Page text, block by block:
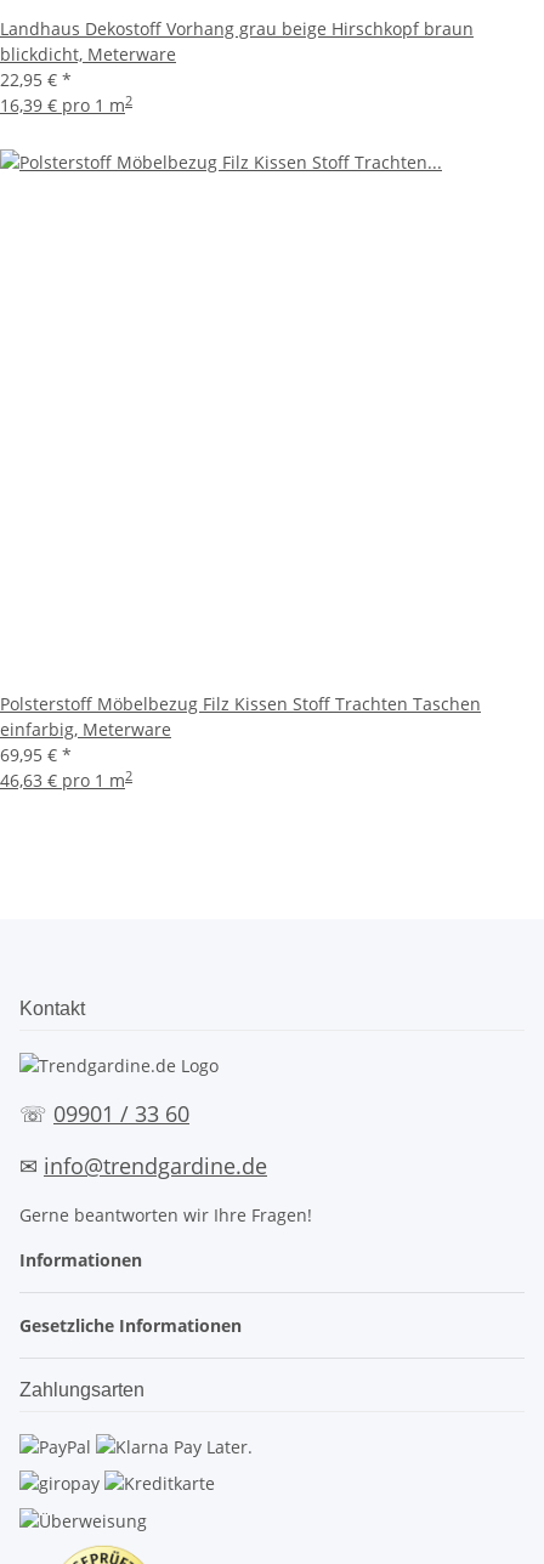
Landhaus Dekostoff Vorhang grau beige Hirschkopf braun
blickdicht, Meterware
22,95 € *
16,39 € pro 1 m2
Polsterstoff Möbelbezug Filz Kissen Stoff Trachten Taschen
einfarbig, Meterware
69,95 € *
46,63 € pro 1 m2
Kontakt
☏ 09901 / 33 60
✉ info@trendgardine.de
Gerne beantworten wir Ihre Fragen!
Informationen
Gesetzliche Informationen
Zahlungsarten